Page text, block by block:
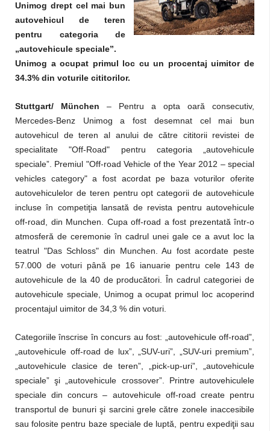
Unimog drept cel mai bun
autovehicul de teren
pentru categoria de
„autovehicule speciale”.
Unimog a ocupat primul loc cu un procentaj uimitor de
34.3% din voturile cititorilor.
Stuttgart/ München – Pentru a opta oară consecutiv,
Mercedes-Benz Unimog a fost desemnat cel mai bun
autovehicul de teren al anului de către cititorii revistei de
specialitate "Off-Road" pentru categoria „autovehicule
speciale”. Premiul "Off-road Vehicle of the Year 2012 – special
vehicles category" a fost acordat pe baza voturilor oferite
autovehiculelor de teren pentru opt categorii de autovehicule
incluse în competiţia lansată de revista pentru autovehicule
off-road, din Munchen. Cupa off-road a fost prezentată într-o
atmosferă de ceremonie în cadrul unei gale ce a avut loc la
teatrul "Das Schloss" din Munchen. Au fost acordate peste
57.000 de voturi până pe 16 ianuarie pentru cele 143 de
autovehicule de la 40 de producători. În cadrul categoriei de
autovehicule speciale, Unimog a ocupat primul loc acoperind
procentajul uimitor de 34,3 % din voturi.
Categoriile înscrise în concurs au fost: „autovehicule off-road”,
„autovehicule off-road de lux”, „SUV-uri”, „SUV-uri premium”,
„autovehicule clasice de teren”, „pick-up-uri”, „autovehicule
speciale” şi „autovehicule crossover”. Printre autovehiculele
speciale din concurs – autovehicule off-road create pentru
transportul de bunuri şi sarcini grele către zonele inaccesibile
sau folosite pentru baze speciale de luptă, pentru expediţii sau